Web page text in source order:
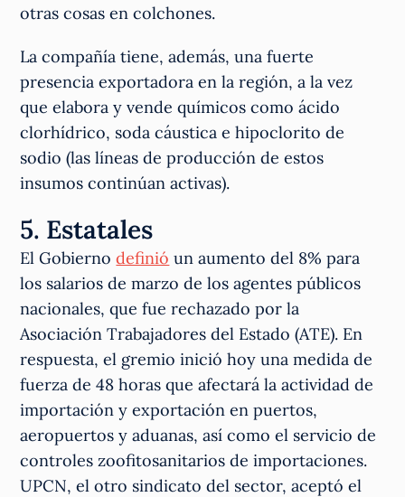
otras cosas en colchones.
La compañía tiene, además, una fuerte
presencia exportadora en la región, a la vez
que elabora y vende químicos como ácido
clorhídrico, soda cáustica e hipoclorito de
sodio (las líneas de producción de estos
insumos continúan activas).
5. Estatales
El Gobiernodefinió un aumento del 8% para
los salarios de marzo de los agentes públicos
nacionales, que fue rechazado por la
Asociación Trabajadores del Estado (ATE). En
respuesta, el gremio inició hoy una medida de
fuerza de 48 horas que afectará la actividad de
importación y exportación en puertos,
aeropuertos y aduanas, así como el servicio de
controles zoofitosanitarios de importaciones.
UPCN, el otro sindicato del sector, aceptó el